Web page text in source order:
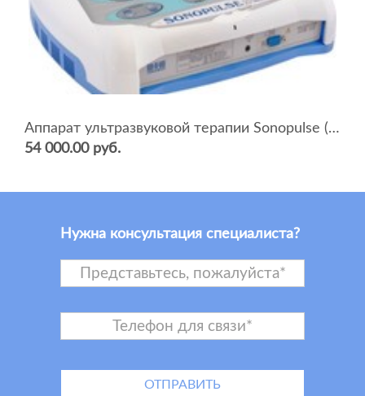
Аппарат ультразвуковой терапии Sonopulse (мультичастотный 1 и 3 Мгц)
54 000.00 руб.
Нужна консультация специалиста?